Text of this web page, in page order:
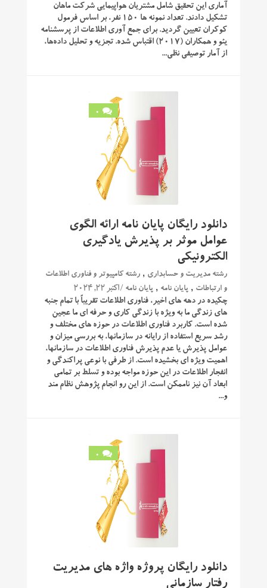
آماری این تحقیق شامل مشتریان هواپیمایی شرکت ماهان
تشکیل دادند. تعداد نمونه ‌ها ۱۵۰ نفر، بر اساس فرمول
کوکران تعیین گردید. برای جمع ‌آوری اطلاعات از پرسشنامه
یئو و همکاران (۲۰۱۷) اقتباس‌ شده. تجزیه‌ و تحلیل داده‌ها،
از آمار توصیفی نظی...
0
دانلود رایگان پایان نامه ارائه الگوی
عوامل موثر بر پذیرش یادگیری
الکترونیکی
رشته مدیریت و حسابداری ,رشته کامپیوتر و فناوری اطلاعات
و ارتباطات , پایان نامه , پایان نامه / اکتبر 22, 2024
چکیده در دهه های اخیر، فناوری اطلاعات تقریباً با تمام جنبه
های زندگی ما به ویژه با زندگی کاری و حرفه ای ما عجین
شده است. کاربرد فناوری اطلاعات در حوزه های مختلف و
رشد سریع استفاده از رایانه در سازمانها، به بررسی میزان و
عوامل پذیرش یا عدم پذیرش فناوری اطلاعات در سازمانها،
اهمیت ویژه ای بخشیده است. از طرفی با نوعی پراکندگی و
انفجار اطلاعات در این حوزه مواجه بوده و تسلط بر تمامی
ابعاد آن نیز ناممکن است. از این رو انجام پژوهش نظام مند
و...
0
دانلود رایگان پروژه واژه های مدیریت
رفتار سازمانی